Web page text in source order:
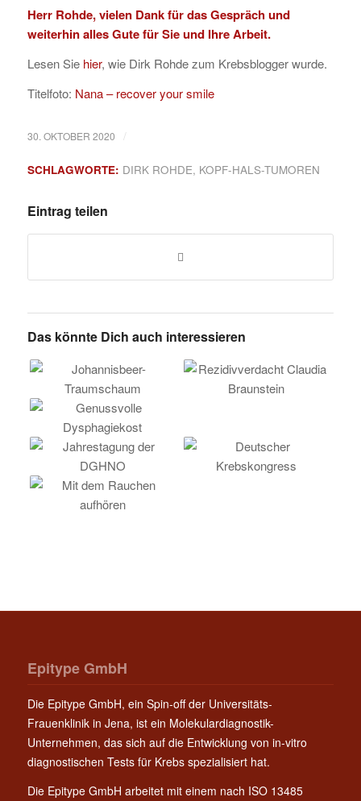
Herr Rohde, vielen Dank für das Gespräch und
weiterhin alles Gute für Sie und Ihre Arbeit.
Lesen Sie hier, wie Dirk Rohde zum Krebsblogger wurde.
Titelfoto: Nana – recover your smile
30. OKTOBER 2020 /
SCHLAGWORTE: DIRK ROHDE, KOPF-HALS-TUMOREN
Eintrag teilen
Das könnte Dich auch interessieren
Epitype GmbH
Die Epitype GmbH, ein Spin-off der Universitäts-
Frauenklinik in Jena, ist ein Molekulardiagnostik-
Unternehmen, das sich auf die Entwicklung von in-vitro
diagnostischen Tests für Krebs spezialisiert hat.
Die Epitype GmbH arbeitet mit einem nach ISO 13485